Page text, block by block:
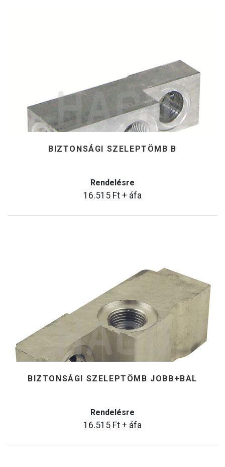
BIZTONSÁGI SZELEPTÖMB B
Rendelésre
16.515 Ft + áfa
BIZTONSÁGI SZELEPTÖMB JOBB+BAL
Rendelésre
16.515 Ft + áfa